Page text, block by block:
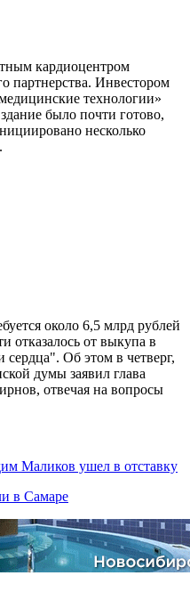
кардиоцентром
партнерства. Инвестором
технологии»
было почти готово,
несколько
около 6,5 млрд рублей
отказалось от выкупа в
Об этом в четверг,
думы заявил глава
отвечая на вопросы
Маликов ушел в отставку
в Самаре